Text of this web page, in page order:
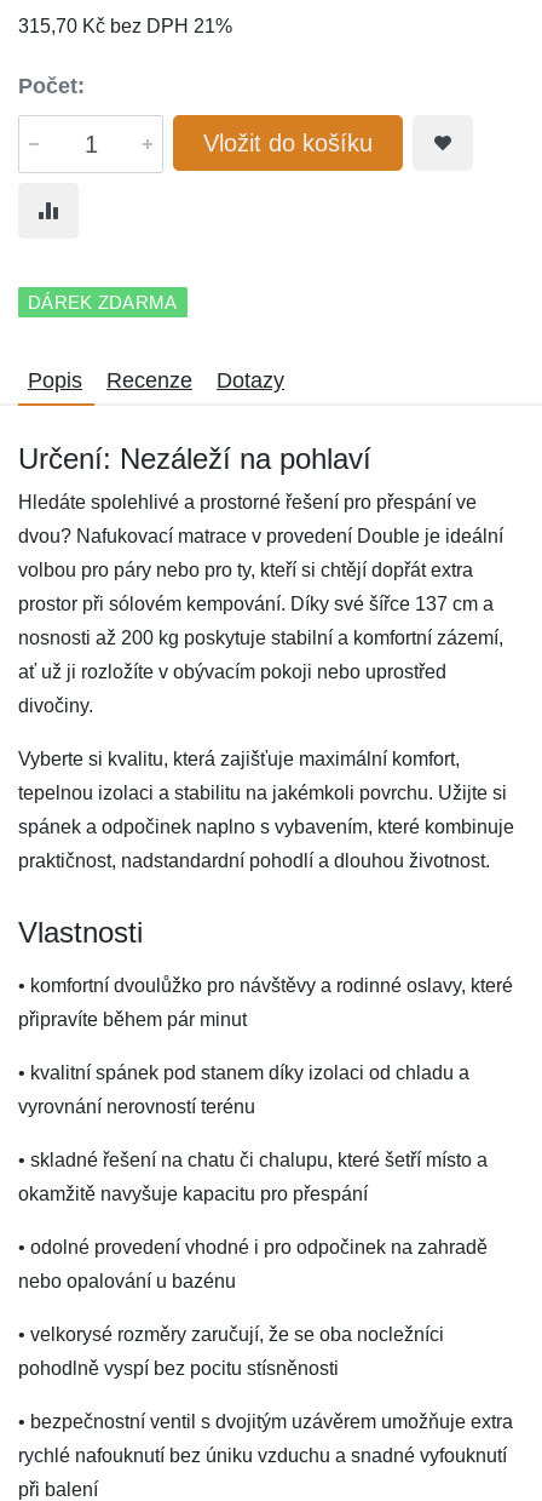
315,70 Kč bez DPH 21%
Počet:
Vložit do košíku
DÁREK ZDARMA
Popis Recenze Dotazy
Určení: Nezáleží na pohlaví
Hledáte spolehlivé a prostorné řešení pro přespání ve
dvou? Nafukovací matrace v provedení Double je ideální
volbou pro páry nebo pro ty, kteří si chtějí dopřát extra
prostor při sólovém kempování. Díky své šířce 137 cm a
nosnosti až 200 kg poskytuje stabilní a komfortní zázemí,
ať už ji rozložíte v obývacím pokoji nebo uprostřed
divočiny.
Vyberte si kvalitu, která zajišťuje maximální komfort,
tepelnou izolaci a stabilitu na jakémkoli povrchu. Užijte si
spánek a odpočinek naplno s vybavením, které kombinuje
praktičnost, nadstandardní pohodlí a dlouhou životnost.
Vlastnosti
• komfortní dvoulůžko pro návštěvy a rodinné oslavy, které
připravíte během pár minut
• kvalitní spánek pod stanem díky izolaci od chladu a
vyrovnání nerovností terénu
• skladné řešení na chatu či chalupu, které šetří místo a
okamžitě navyšuje kapacitu pro přespání
• odolné provedení vhodné i pro odpočinek na zahradě
nebo opalování u bazénu
• velkorysé rozměry zaručují, že se oba nocležníci
pohodlně vyspí bez pocitu stísněnosti
• bezpečnostní ventil s dvojitým uzávěrem umožňuje extra
rychlé nafouknutí bez úniku vzduchu a snadné vyfouknutí
při balení